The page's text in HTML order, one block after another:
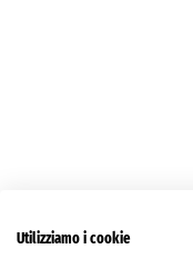
Utilizziamo i cookie